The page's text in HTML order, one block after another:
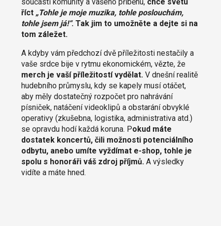
říct „Tohle je moje muzika, tohle poslouchám,
tohle jsem já!“. Tak jim to umožněte a dejte si na
tom záležet.
A kdyby vám předchozí dvě příležitosti nestačily a
vaše srdce bije v rytmu ekonomickém, vězte, že
merch je vaší příležitostí vydělat. V dnešní realitě
hudebního průmyslu, kdy se kapely musí otáčet,
aby měly dostatečný rozpočet pro nahrávání
písniček, natáčení videoklipů a obstarání obvyklé
operativy (zkušebna, logistika, administrativa atd.)
se opravdu hodí každá koruna. Pokud máte
dostatek koncertů, čili možnosti potenciálního
odbytu, anebo umíte vyždímat e-shop, tohle je
spolu s honoráři váš zdroj příjmů.A výsledky
vidíte a máte hned.